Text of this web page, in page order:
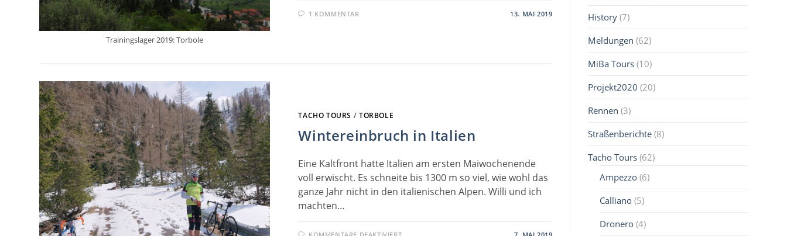
Trainingslager 2019: Torbole
1 KOMMENTAR 13. MAI 2019
TACHO TOURS / TORBOLE
Wintereinbruch in Italien
Eine Kaltfront hatte Italien am ersten Maiwochenende
voll erwischt. Es schneite bis 1300 m so viel, wie wohl das
ganze Jahr nicht in den italienischen Alpen. Willi und ich
machten…
History (7)
Meldungen (62)
MiBa Tours (10)
Projekt2020 (20)
Rennen (3)
Straßenberichte (8)
Tacho Tours (62)
Ampezzo (6)
Calliano (5)
Dronero (4)